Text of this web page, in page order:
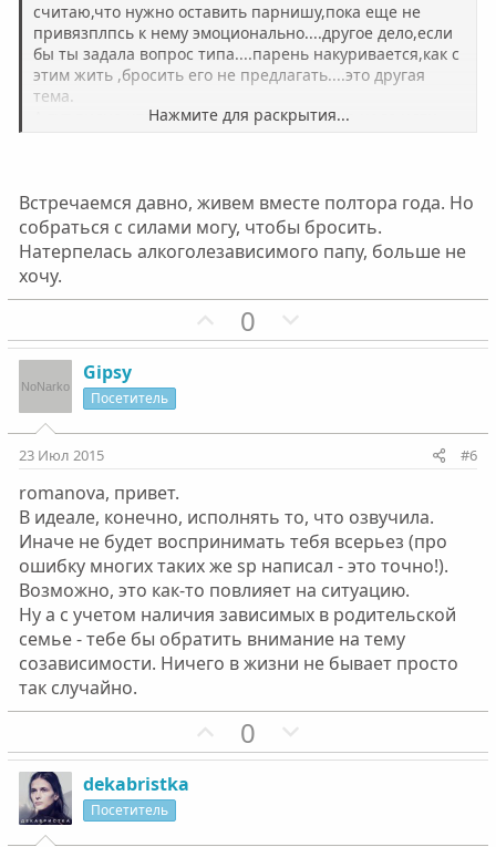
г
о
л
с
г
о
л
с
считаю,что нужно оставить парнишу,пока еще не
привязплпсь к нему эмоционально....другое дело,если
бы ты задала вопрос типа....парень накуривается,как с
этим жить ,бросить его не предлагать....это другая
тема.
А тут видно что тебе это непритяно...и не надо идти
То что он тебе подходит...пока вы только начинаете
встречаться-лучше рвать сразу...ты еще не успела к
нему привыкнуть и быстро отвыкнешь от него,при
условии если заблокируешь его,чтобы он лишний раз
не бередил тебе душу
Нажмите для раскрытия...
Встречаемся давно, живем вместе полтора года. Но
собраться с силами могу, чтобы бросить.
Натерпелась алкоголезависимого папу, больше не
хочу.
П
о
т
н
ы
й
г
о
л
о
0
е
т
н
ы
й
г
о
л
о
Gipsy
Посетитель
23 Июл 2015 #6
romanova, привет.
В идеале, конечно, исполнять то, что озвучила.
Иначе не будет воспринимать тебя всерьез (про
ошибку многих таких же sp написал - это точно!).
Возможно, это как-то повлияет на ситуацию.
Ну а с учетом наличия зависимых в родительской
семье - тебе бы обратить внимание на тему
созависимости. Ничего в жизни не бывает просто
так случайно.
П
о
т
0
е
т
dekabristka
Посетитель